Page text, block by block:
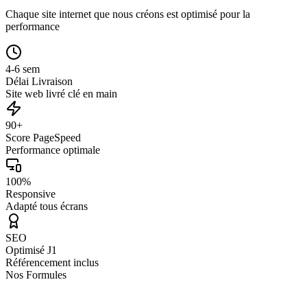
Chaque site internet que nous créons est optimisé pour la
performance
4-6 sem
Délai Livraison
Site web livré clé en main
90+
Score PageSpeed
Performance optimale
100%
Responsive
Adapté tous écrans
SEO
Optimisé J1
Référencement inclus
Nos Formules